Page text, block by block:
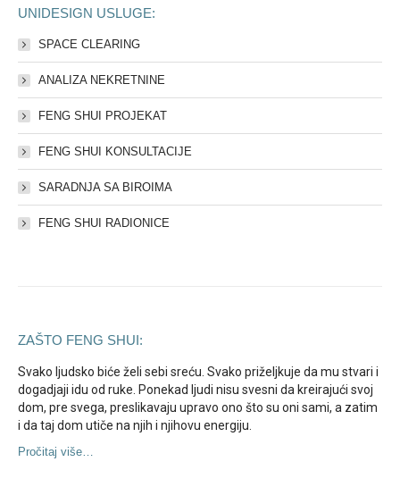
UNIDESIGN USLUGE:
SPACE CLEARING
ANALIZA NEKRETNINE
FENG SHUI PROJEKAT
FENG SHUI KONSULTACIJE
SARADNJA SA BIROIMA
FENG SHUI RADIONICE
ZAŠTO FENG SHUI:
Svako ljudsko biće želi sebi sreću. Svako priželjkuje da mu stvari i
dogadjaji idu od ruke. Ponekad ljudi nisu svesni da kreirajući svoj
dom, pre svega, preslikavaju upravo ono što su oni sami, a zatim
i da taj dom utiče na njih i njihovu energiju.
Pročitaj više…